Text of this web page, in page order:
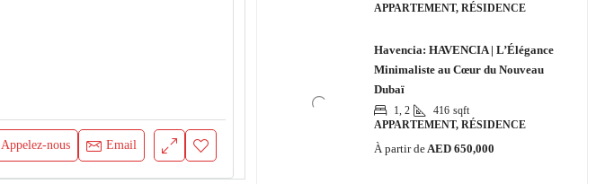
Appelez-nous Email
APPARTEMENT, RÉSIDENCE
Havencia: HAVENCIA | L’Élégance
Minimaliste au Cœur du Nouveau
Dubaï
1, 2 416 sqft
APPARTEMENT, RÉSIDENCE
À partir deAED 650,000